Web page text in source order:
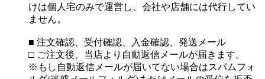
けは個人宅のみで運営し、会社や店舗には代行してい
ません。
■ 注文確認、受付確認、入金確認、発送メール
□ ご注文後、当店より自動返信メールが届きます。
※もし自動返信メールが届いてない場合はスパムフォ